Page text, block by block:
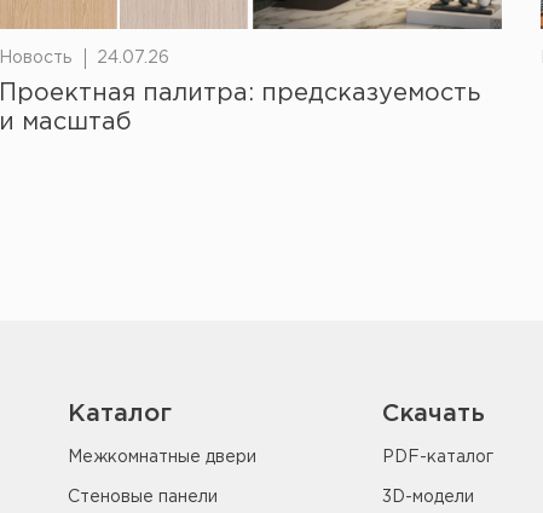
Новость 24.07.26
Проектная палитра: предсказуемость
и масштаб
Каталог
Межкомнатные двери
Стеновые панели
Скачать
PDF-каталог
3D-модели